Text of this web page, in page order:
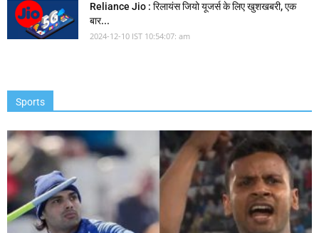
Reliance Jio : रिलायंस जियो यूजर्स के लिए खुशखबरी, एक
बार...
2024-12-10 IST 10:54:07: am
Sports